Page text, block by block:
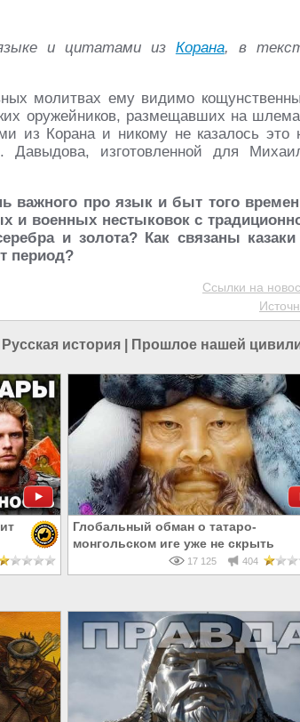
и цитатами из Корана, в
молитвах ему видимо
оружейников, размещавших на
из Корана и никому не казалось это
изготовленной для
важного про язык и быт того
и военных нестыковок с
и золота? Как связаны
период?
Ссылки на
Русская история Прошлое нашей
Глобальный обман о татаро-
монгольском иге уже не скрыть
17 125 404